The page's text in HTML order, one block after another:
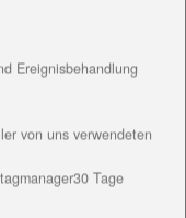
40-Jährige ist
keine
Mitarbeitern, die
für das
Ereignisbehandlung
von uns verwendeten
30 Tage